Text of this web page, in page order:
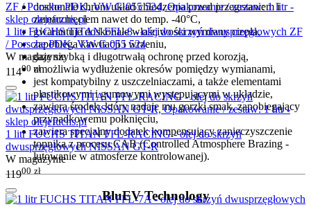
doskonale chroni układ chłodzenia przed przegrzaniem i
zamarznięciem nawet do temp. -40°C,
gwarantuje doskonałe właściwości wymiany ciepła,
zapobiega kawitacji i wrzeniu,
daje szybką i długotrwałą ochronę przed korozją,
umożliwia wydłużenie okresów pomiędzy wymianami,
jest kompatybilny z uszczelniaczami, a także elementami
plastikowymi i gumowymi występującymi w układzie,
zawiera środek, który nadaje mu gorzki smak, zapobiegający
przypadkowemu połknięciu,
zawiera specjalny dodatek kompensujący zanieczyszczenie
topnika z procesu CAB (Controlled Atmosphere Brazing -
lutowanie w atmosferze kontrolowanej).
BluEV Technology
1 litr FUCHS TITAN FFL-8 - olej do skrzyń dwusprzęgłowych ZF
/ Porsche PDK, VW G 055 524
W magazynie
11400 zł
1 litr FUCHS TITAN FFL-RACING - olej do skrzyń
dwusprzęgłowych NISSAN GT-R
W magazynie
11900 zł